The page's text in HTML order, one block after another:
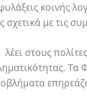
κοινής
σχετικά με τις
λέει στους
Τα